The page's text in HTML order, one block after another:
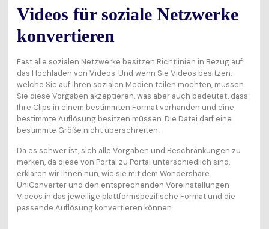
Videos für soziale Netzwerke
konvertieren
Fast alle sozialen Netzwerke besitzen Richtlinien in Bezug auf
das Hochladen von Videos. Und wenn Sie Videos besitzen,
welche Sie auf Ihren sozialen Medien teilen möchten, müssen
Sie diese Vorgaben akzeptieren, was aber auch bedeutet, dass
Ihre Clips in einem bestimmten Format vorhanden und eine
bestimmte Auflösung besitzen müssen. Die Datei darf eine
bestimmte Größe nicht überschreiten.
Da es schwer ist, sich alle Vorgaben und Beschränkungen zu
merken, da diese von Portal zu Portal unterschiedlich sind,
erklären wir Ihnen nun, wie sie mit dem Wondershare
UniConverter und den entsprechenden Voreinstellungen
Videos in das jeweilige plattformspezifische Format und die
passende Auflösung konvertieren können.